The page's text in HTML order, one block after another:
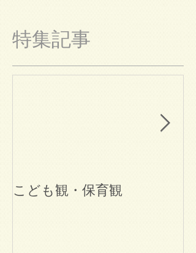
特集記事
こども観・保育観